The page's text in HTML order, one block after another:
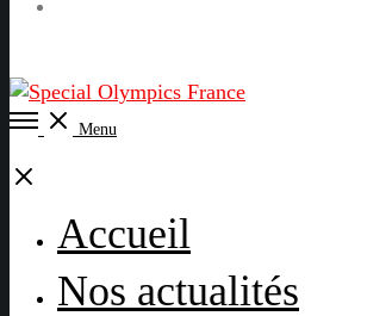
Open
Menu
Close
Accueil
Nos actualités